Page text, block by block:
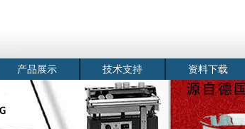
产品展示 技术支持 资料下载